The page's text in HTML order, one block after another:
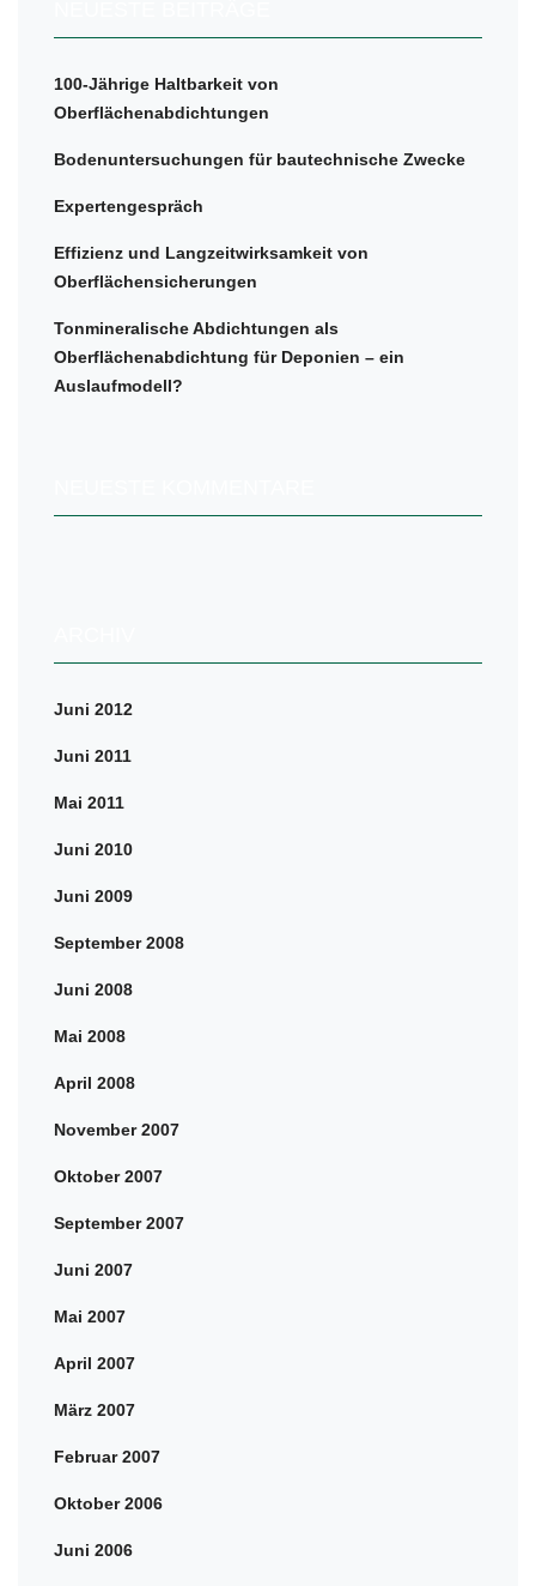
100-Jährige Haltbarkeit von
Oberflächenabdichtungen
Bodenuntersuchungen für bautechnische Zwecke
Expertengespräch
Effizienz und Langzeitwirksamkeit von
Oberflächensicherungen
Tonmineralische Abdichtungen als
Oberflächenabdichtung für Deponien – ein
Auslaufmodell?
Juni 2012
Juni 2011
Mai 2011
Juni 2010
Juni 2009
September 2008
Juni 2008
Mai 2008
April 2008
November 2007
Oktober 2007
September 2007
Juni 2007
Mai 2007
April 2007
März 2007
Februar 2007
Oktober 2006
Juni 2006